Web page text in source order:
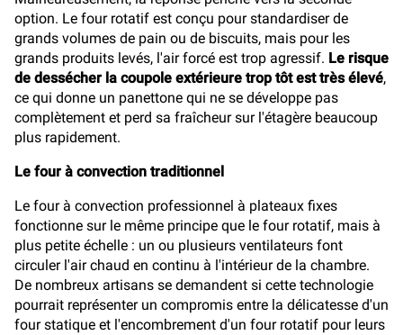
option. Le four rotatif est conçu pour standardiser de
grands volumes de pain ou de biscuits, mais pour les
grands produits levés, l'air forcé est trop agressif. Le risque
de dessécher la coupole extérieure trop tôt est très élevé,
ce qui donne un panettone qui ne se développe pas
complètement et perd sa fraîcheur sur l'étagère beaucoup
plus rapidement.
Le four à convection traditionnel
Le four à convection professionnel à plateaux fixes
fonctionne sur le même principe que le four rotatif, mais à
plus petite échelle : un ou plusieurs ventilateurs font
circuler l'air chaud en continu à l'intérieur de la chambre.
De nombreux artisans se demandent si cette technologie
pourrait représenter un compromis entre la délicatesse d'un
four statique et l'encombrement d'un four rotatif pour leurs